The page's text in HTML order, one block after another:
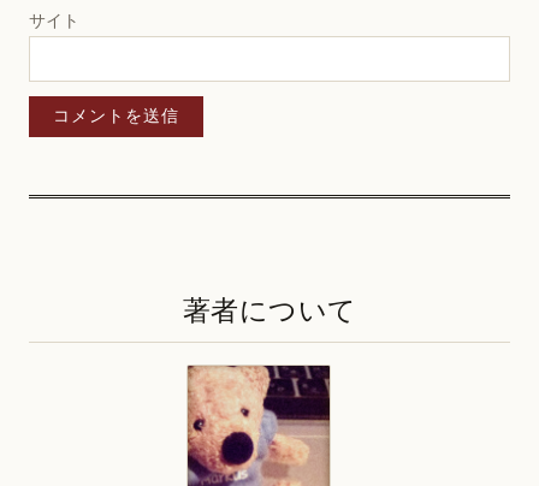
サイト
著者について